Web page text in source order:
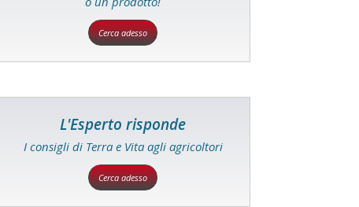
Cerca adesso
L'Esperto risponde
I consigli di Terra e Vita agli agricoltori
Cerca adesso